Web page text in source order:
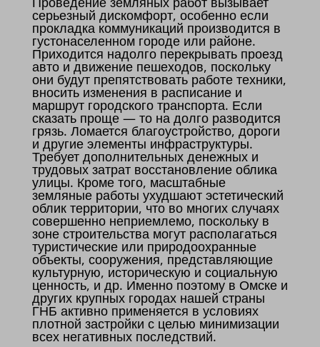
серьезный дискомфорт, особенно если
прокладка коммуникаций производится в
густонаселенном городе или районе.
Приходится надолго перекрывать проезд
авто и движение пешеходов, поскольку
они будут препятствовать работе техники,
вносить изменения в расписание и
маршрут городского транспорта. Если
сказать проще — то на долго разводится
грязь. Ломается благоустройство, дороги
и другие элементы инфраструктуры.
Требует дополнительных денежных и
трудовых затрат восстановление облика
улицы. Кроме того, масштабные
земляные работы ухудшают эстетический
облик территории, что во многих случаях
совершенно неприемлемо, поскольку в
зоне строительства могут располагаться
туристические или природоохранные
объекты, сооружения, представляющие
культурную, историческую и социальную
ценность, и др. Именно поэтому в Омске и
других крупных городах нашей страны
ГНБ активно применяется в условиях
плотной застройки с целью минимизации
всех негативных последствий.